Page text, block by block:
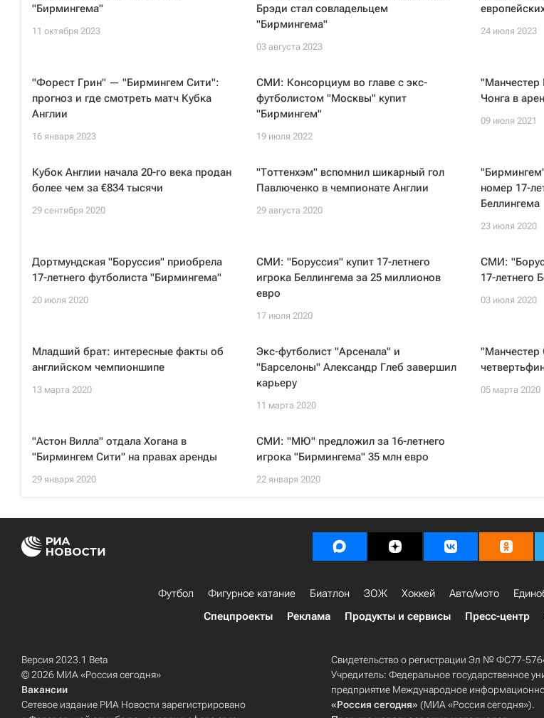
"Бирмингема"
11 октября 2023
Брэди стал совладельцем
"Бирмингема"
03 августа 2023
24 июля 2023
"Форест Грин" — "Бирмингем Сити":
прогноз и где смотреть матч Кубка
Англии
16 января 2023
СМИ: Консорциум во главе с экс-
футболистом "Москвы" купит
"Бирмингем"
19 июля 2022
"Манчестер
Чонга в
09 июля 2021
Кубок Англии начала 20-го века продан
более чем за €834 тысячи
29 сентября 2020
"Тоттенхэм" вспомнил шикарный гол
Павлюченко в чемпионате Англии
29 августа 2020
номер 17-
Беллингема
23 июля 2020
Дортмундская "Боруссия" приобрела
17-летнего футболиста "Бирмингема"
20 июля 2020
СМИ: "Боруссия" купит 17-летнего
игрока Беллингема за 25 миллионов
евро
17 июля 2020
СМИ:
17-летнего
03 июля 2020
Младший брат: интересные факты об
английском чемпионшипе
13 марта 2020
Экс-футболист "Арсенала" и
"Барселоны" Александр Глеб завершил
карьеру
11 марта 2020
05 марта 2020
"Астон Вилла" отдала Хогана в
"Бирмингем Сити" на правах аренды
29 января 2020
СМИ: "МЮ" предложил за 16-летнего
игрока "Бирмингема" 35 млн евро
22 января 2020
Футбол Фигурное катание Биатлон ЗОЖ Хоккей Авто/мото
Спецпроекты
Реклама Продукты и сервисы Пресс-центр
Версия 2023.1 Beta
© 2026 МИА «Россия сегодня»
Вакансии
Сетевое издание РИА Новости зарегистрировано
Свидетельство о регистрации Эл № ФС77-
Учредитель: Федеральное государственное
предприятие Международное
«Россия сегодня» (МИА «Россия сегодня»).